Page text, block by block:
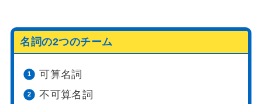
名詞の2つのチーム
可算名詞
不可算名詞